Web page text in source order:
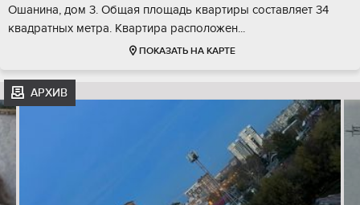
Ошанина, дом 3. Общая площадь квартиры составляет 34
квадратных метра. Квартира расположен...
ПОКАЗАТЬ НА КАРТЕ
АРХИВ